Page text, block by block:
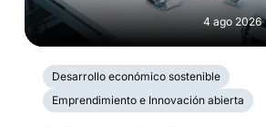
4 ago 2026
Desarrollo económico sostenible
Emprendimiento e Innovación abierta